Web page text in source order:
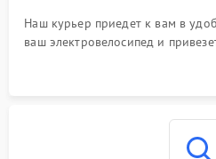
Наш курьер приедет к вам в
ваш электровелосипед и